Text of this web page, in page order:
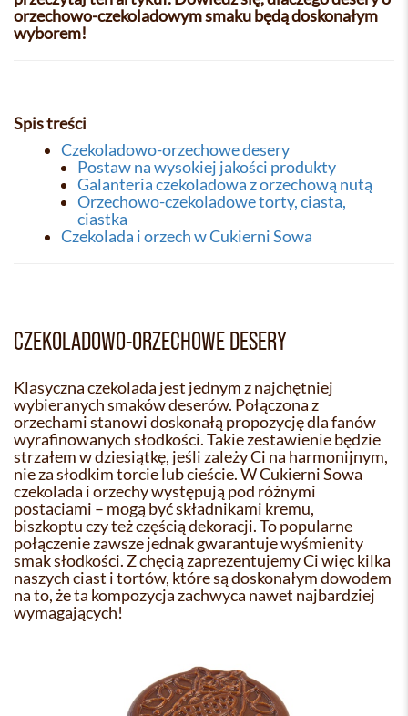
orzechowo-czekoladowym smaku będą doskonałym
wyborem!
Spis treści
Czekoladowo-orzechowe desery
Postaw na wysokiej jakości produkty
Galanteria czekoladowa z orzechową nutą
Orzechowo-czekoladowe torty, ciasta,
ciastka
Czekolada i orzech w Cukierni Sowa
CZEKOLADOWO-ORZECHOWE DESERY
Klasyczna czekolada jest jednym z najchętniej
wybieranych smaków deserów. Połączona z
orzechami stanowi doskonałą propozycję dla fanów
wyrafinowanych słodkości. Takie zestawienie będzie
strzałem w dziesiątkę, jeśli zależy Ci na harmonijnym,
nie za słodkim torcie lub cieście. W Cukierni Sowa
czekolada i orzechy występują pod różnymi
postaciami – mogą być składnikami kremu,
biszkoptu czy też częścią dekoracji. To popularne
połączenie zawsze jednak gwarantuje wyśmienity
smak słodkości. Z chęcią zaprezentujemy Ci więc kilka
naszych ciast i tortów, które są doskonałym dowodem
na to, że ta kompozycja zachwyca nawet najbardziej
wymagających!